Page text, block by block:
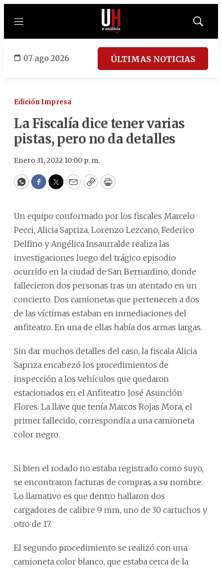
Menú
Mostrar
07 ago 2026 ÚLTIMAS NOTICIAS
Edición Impresa
La Fiscalía dice tener varias
pistas, pero no da detalles
Enero 31, 2022 10:00 p. m.
WhatsApp
Facebook
Twitter
EmailCopyPrint
Un equipo conformado por los fiscales Marcelo
Pecci, Alicia Sapriza, Lorenzo Lezcano, Federico
Delfino y Angélica Insaurralde realiza las
investigaciones luego del trágico episodio
ocurrido en la ciudad de San Bernardino, donde
fallecieron dos personas tras un atentado en un
concierto. Dos camionetas que pertenecen a dos
de las víctimas estaban en inmediaciones del
anfiteatro. En una de ellas había dos armas largas.
Sin dar muchos detalles del caso, la fiscala Alicia
Sapriza encabezó los procedimientos de
inspección a los vehículos que quedaron
estacionados en el Anfiteatro José Asunción
Flores. La llave que tenía Marcos Rojas Mora, el
primer fallecido, correspondía a una camioneta
color negro.
Si bien el rodado no estaba registrado como suyo,
se encontraron facturas de compras a su nombre.
Lo llamativo es que dentro hallaron dos
cargadores de calibre 9 mm, uno de 30 cartuchos y
otro de 17.
El segundo procedimiento se realizó con una
camioneta color blanco, que estaba cerca de la